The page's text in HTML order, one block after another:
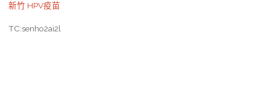
新竹 HPV疫苗
TC:senho2ai2l